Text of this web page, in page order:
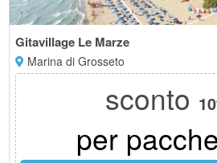
Gitavillage Le Marze
Marina di Grosseto
sconto
per